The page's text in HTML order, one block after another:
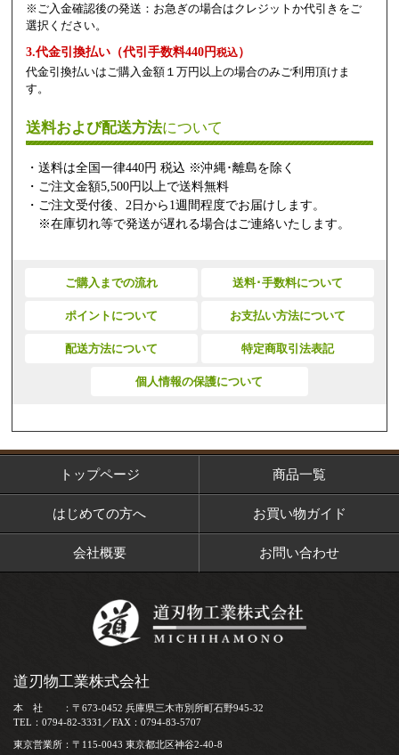
※ご入金確認後の発送：お急ぎの場合はクレジットか代引きをご
選択ください。
3.代金引換払い（代引手数料440円税込）
代金引換払いはご購入金額１万円以上の場合のみご利用頂けま
す。
送料および配送方法について
・送料は全国一律440円 税込 ※沖縄･離島を除く
・ご注文金額5,500円以上で送料無料
・ご注文受付後、2日から1週間程度でお届けします。
※在庫切れ等で発送が遅れる場合はご連絡いたします。
ご購入までの流れ 送料･手数料について
ポイントについて お支払い方法について
配送方法について 特定商取引法表記
個人情報の保護について
トップページ 商品一覧
はじめての方へ お買い物ガイド
会社概要 お問い合わせ
道刃物工業株式会社
本 社 ：〒673-0452 兵庫県三木市別所町石野945-32
TEL：0794-82-3331／FAX：0794-83-5707
東京営業所：〒115-0043 東京都北区神谷2-40-8